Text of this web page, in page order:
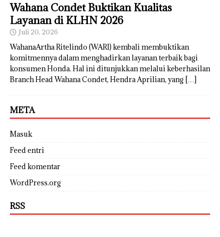
Wahana Condet Buktikan Kualitas
Layanan di KLHN 2026
Juli 20, 2026
WahanaArtha Ritelindo (WARI) kembali membuktikan
komitmennya dalam menghadirkan layanan terbaik bagi
konsumen Honda. Hal ini ditunjukkan melalui keberhasilan
Branch Head Wahana Condet, Hendra Aprilian, yang […]
META
Masuk
Feed entri
Feed komentar
WordPress.org
RSS